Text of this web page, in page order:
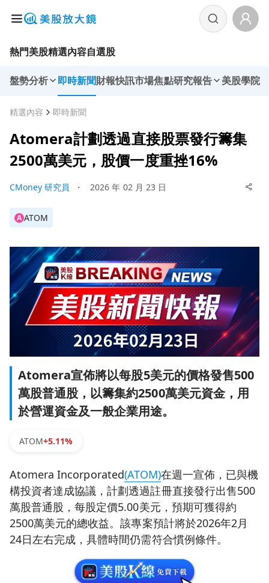
熱門美股精選內容自選股
盤勢分析 即時新聞財報快訊市場焦點研究報告 美股學院
精選內容 即時新聞
Atomera計劃透過直接股票發行籌集
2500萬美元，股價一度重挫16%
CMoney 研究員 ・ 2026 年 02 月 23 日
A ATOM
Atomera宣佈將以每股5美元的價格發售500
萬股普通股，以籌集約2500萬美元資金，用
於營運資金及一般企業用途。
ATOM+5.11%
Atomera Incorporated(ATOM)在週一宣佈，已與機
構投資者達成協議，計劃透過註冊直接發行出售500
萬股普通股，每股定價5.00美元，預期可獲得約
2500萬美元的總收益。該專案預計將於2026年2月
24日左右完成，具體時間仍需符合慣例條件。